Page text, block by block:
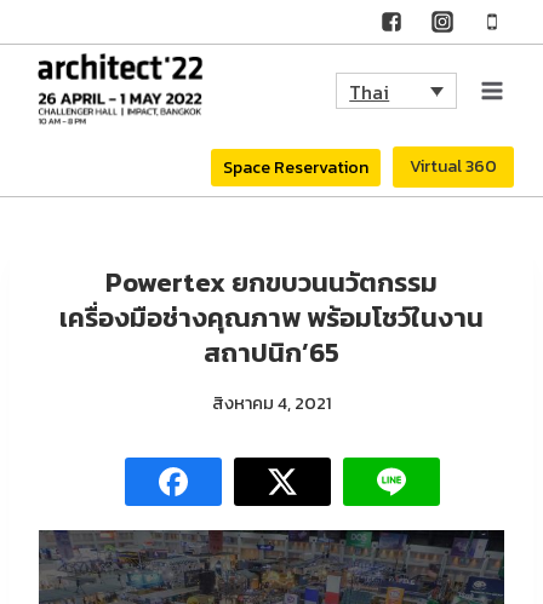
content
Thai
Space Reservation Virtual 360
Powertex ยกขบวนนวัตกรรม
เครื่องมือช่างคุณภาพ พร้อมโชว์ในงาน
สถาปนิก’65
สิงหาคม 4, 2021